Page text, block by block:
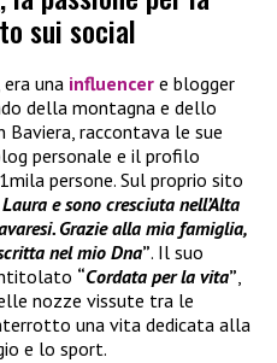
sui social
una influencer e blogger
della montagna e dello
Baviera, raccontava le sue
personale e il profilo
persone. Sul proprio sito
e sono cresciuta nell’Alta
Grazie alla mia famiglia,
nel mio Dna”. Il suo
“Cordata per la vita”,
nozze vissute tra le
una vita dedicata alla
e lo sport.